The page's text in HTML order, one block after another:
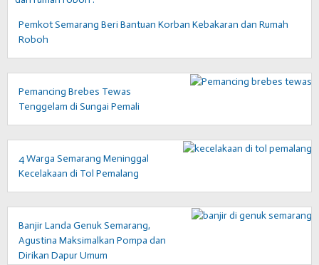
Pemkot Semarang Beri Bantuan Korban Kebakaran dan Rumah
Roboh
Pemancing Brebes Tewas
Tenggelam di Sungai Pemali
4 Warga Semarang Meninggal
Kecelakaan di Tol Pemalang
Banjir Landa Genuk Semarang,
Agustina Maksimalkan Pompa dan
Dirikan Dapur Umum